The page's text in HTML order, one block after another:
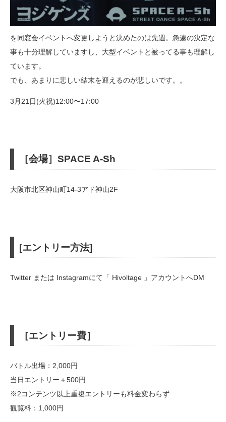
を同窓会イベントへ変更しようと決めたのは先週。急遽の決定な
事も十分理解していますし、大型イベントと被ってる事も理解し
ています。
でも、あまりに悲しい結末を迎えるのが悲しいです。。
3月21日(火祝)12:00〜17:00
［会場］SPACE A-Sh
大阪市北区神山町14-3アド神山2F
[エントリー方法]
Twitter または Instagramにて「 Hivoltage 」アカウントへDM
［エントリー費］
バトル出場：2,000円
当日エントリー＋500円
※2コンテンツ以上重複エントリーも料金変わらず
観覧料：1,000円